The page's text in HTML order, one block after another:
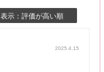
表示：評価が高い順
2025.4.15